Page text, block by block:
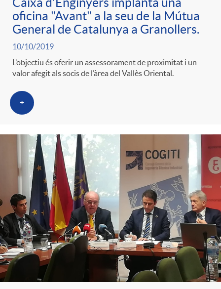
oficina "Avant" a la seu de la Mútua
General de Catalunya a Granollers.
10/10/2019
L’objectiu és oferir un assessorament de proximitat i un
valor afegit als socis de l’àrea del Vallès Oriental.
+